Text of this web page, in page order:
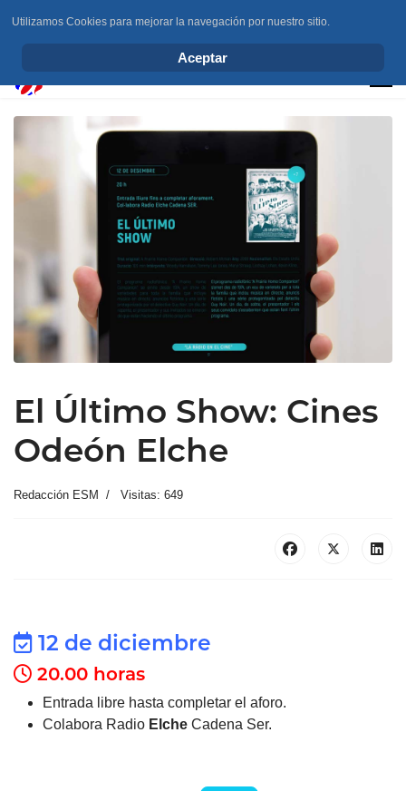
El Último Show: Cines
Odeón Elche
Redacción ESM Visitas: 649
12 de diciembre
20.00 horas
Entrada libre hasta completar el aforo.
Colabora Radio Elche Cadena Ser.
Utilizamos Cookies para mejorar la navegación por nuestro sitio.
Aceptar